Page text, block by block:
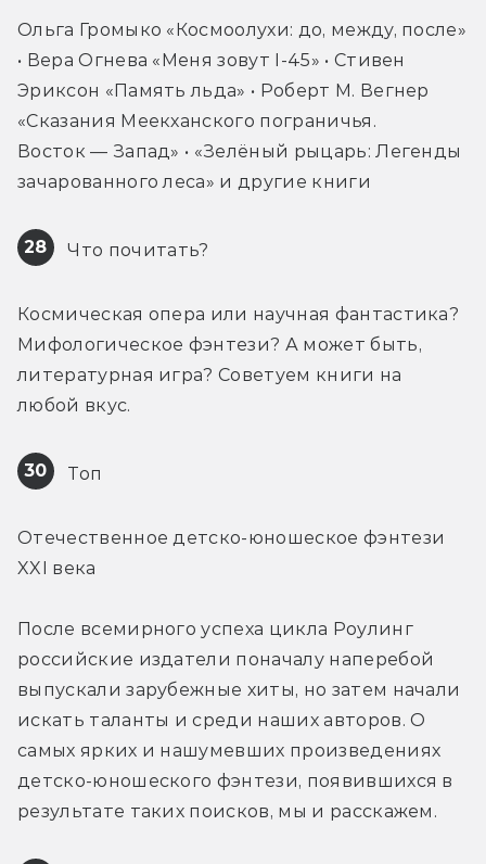
Ольга Громыко «Космоолухи: до, между, после»
• Вера Огнева «Меня зовут I-45» • Стивен
Эриксон «Память льда» • Роберт М. Вегнер
«Сказания Меекханского пограничья.
Восток — Запад» • «Зелёный рыцарь: Легенды
зачарованного леса» и другие книги
28 Что почитать?
Космическая опера или научная фантастика?
Мифологическое фэнтези? А может быть,
литературная игра? Советуем книги на
любой вкус.
30 Топ
Отечественное детско-юношеское фэнтези
XXI века
После всемирного успеха цикла Роулинг
российские издатели поначалу наперебой
выпускали зарубежные хиты, но затем начали
искать таланты и среди наших авторов. О
самых ярких и нашумевших произведениях
детско-юношеского фэнтези, появившихся в
результате таких поисков, мы и расскажем.